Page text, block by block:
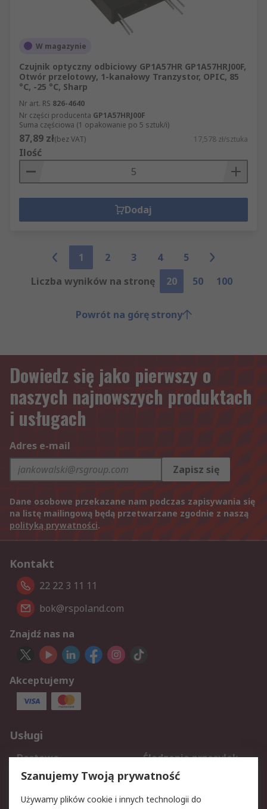
W magazynie
Czujnik optyczny odbiciowy GP1A57HR GP1A57HRJ00F,
Otwór przelotowy, 1-kanałowy Tranzystor, OPIC, 85
°C, -25 °C, Sharp
Nr art. RS 826-4640
Nr części producenta GP1A57HRJ00F
Suma częściowa (1 opakowanie po 5 sztuk/i)
87,89 zł(bez VAT) 17,578 zł/sztuka
Ilość
Dodaj
1 2 3 4
5
Liczba wyników na stronę
20 50 100
Powrót na górę strony
Dowiedz się jako pierwszy o
naszych najnowszych produktach
i usługach
Adres e-mail
Zapisz się
Dane osobowe przekazane nam podczas zapisywania się
na listę mailingową będą przetwarzane zgodnie z naszą
polityką prywatności.
Kontakt
22 22 3 11 11
bok@rspoland.com
Znajdź nas na
Akceptujemy
Usługi
Dostawa
Śledzenie przesyłek
Reklamacje i zwroty
Rejestracja
Szanujemy Twoją prywatność
Używamy plików cookie i innych technologii do